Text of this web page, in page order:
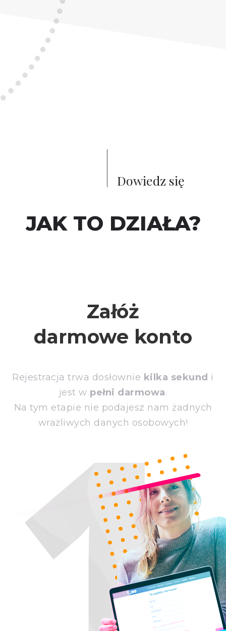
Dowiedz się
JAK TO DZIAŁA?
Załóż
darmowe konto
Rejestracja trwa dosłownie kilka sekund i
jest w pełni darmowa.
Na tym etapie nie podajesz nam żadnych
wrażliwych danych osobowych!